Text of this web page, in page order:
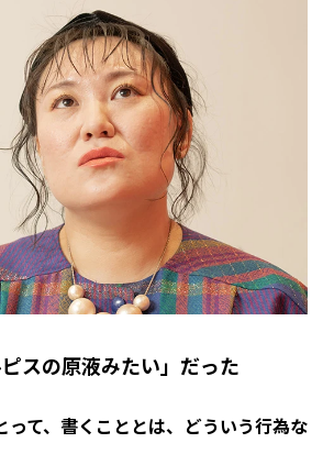
スの原液みたい」だった
って、書くこととは、どういう行為な